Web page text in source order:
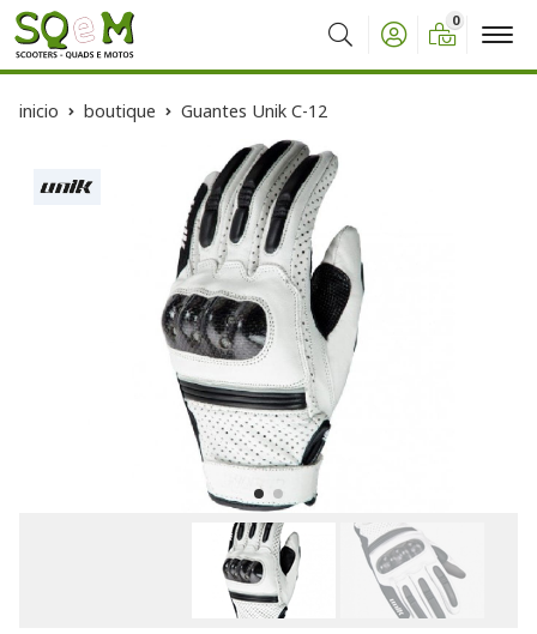
Buscar
0
inicio boutique Guantes Unik C-12